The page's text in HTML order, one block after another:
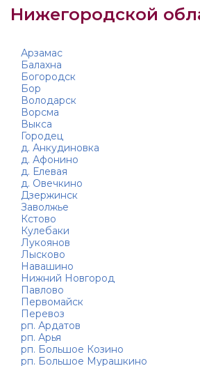
Нижегородской
Арзамас
Балахна
Богородск
Бор
Володарск
Ворсма
Выкса
Городец
д. Анкудиновка
д. Афонино
д. Елевая
д. Овечкино
Дзержинск
Заволжье
Кстово
Кулебаки
Лукоянов
Лысково
Навашино
Нижний Новгород
Павлово
Первомайск
Перевоз
рп. Ардатов
рп. Арья
рп. Большое Козино
рп. Большое Мурашкино